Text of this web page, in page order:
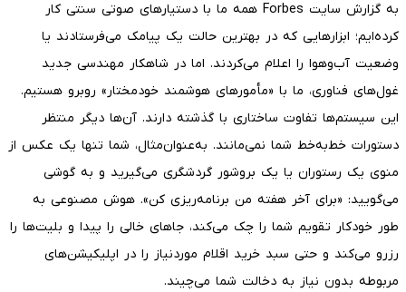
به گزارش سایت Forbes همه ما با دستیارهای صوتی سنتی کار
کرده‌ایم؛ ابزارهایی که در بهترین حالت یک پیامک می‌فرستادند یا
وضعیت آب‌وهوا را اعلام می‌کردند. اما در شاهکار مهندسی جدید
غول‌های فناوری، ما با «مأمورهای هوشمند خودمختار» روبرو هستیم.
این سیستم‌ها تفاوت ساختاری با گذشته دارند. آن‌ها دیگر منتظر
دستورات خط‌به‌خط شما نمی‌مانند. به‌عنوان‌مثال، شما تنها یک عکس از
منوی یک رستوران یا یک بروشور گردشگری می‌گیرید و به گوشی
می‌گویید: «برای آخر هفته من برنامه‌ریزی کن». هوش مصنوعی به
طور خودکار تقویم شما را چک می‌کند، جاهای خالی را پیدا و بلیت‌ها را
رزرو می‌کند و حتی سبد خرید اقلام موردنیاز را در اپلیکیشن‌های
مربوطه بدون نیاز به دخالت شما می‌چیند.